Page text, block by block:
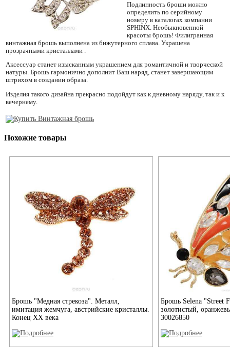
Подлинность броши можно
определить по серийному
номеру в каталогах компании
SPHINX. Необыкновенной
красоты брошь! Филигранная
винтажная брошь выполнена из бижутерного сплава. Украшена
прозрачными кристаллами .
Аксессуар станет изысканным украшением для романтичной и творческой
натуры. Брошь гармонично дополнит Ваш наряд, станет завершающим
штрихом в создании образа.
Изделия такого дизайна прекрасно подойдут как к дневному наряду, так и к
вечернему.
Похожие товары
Брошь "Медная стрекоза". Металл,
имитация жемчуга, австрийские кристаллы.
Конец XX века
Брошь Selena "Street
золотистый,
30026850